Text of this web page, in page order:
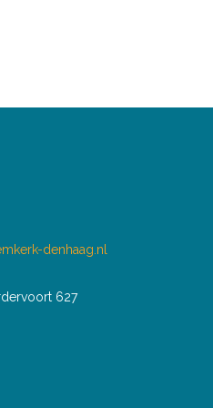
denhaag.nl
627